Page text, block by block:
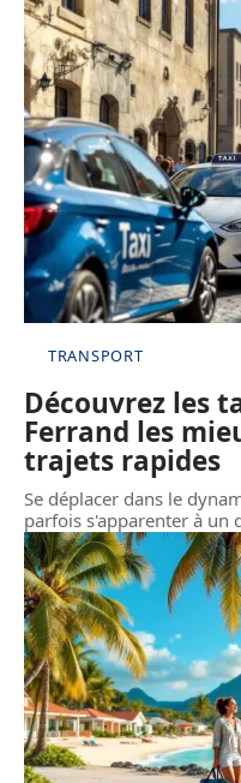
TRANSPORT
Découvrez les
Ferrand les
trajets rapides
Se déplacer dans le
parfois s'apparenter à un